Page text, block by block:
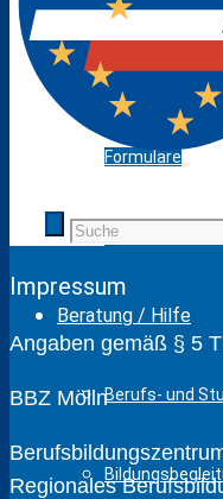
Schulshop
Formulare
Beratung / Hilfe
Berufs- und
Impressum
Angaben gemäß § 5
BBZ Mölln
Regionales